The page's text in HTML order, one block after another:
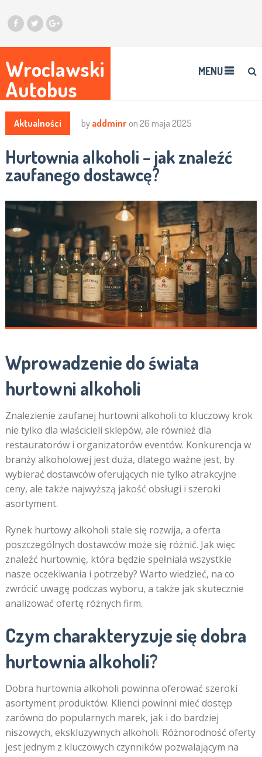
Wroclawski
Autobus
MENU
Aktualności by addminr on 26 maja 2025
Hurtownia alkoholi – jak znaleźć
zaufanego dostawcę?
Wprowadzenie do świata
hurtowni alkoholi
Znalezienie zaufanej hurtowni alkoholi to kluczowy krok
nie tylko dla właścicieli sklepów, ale również dla
restauratorów i organizatorów eventów. Konkurencja w
branży alkoholowej jest duża, dlatego ważne jest, by
wybierać dostawców oferujących nie tylko atrakcyjne
ceny, ale także najwyższą jakość obsługi i szeroki
asortyment.
Rynek hurtowy alkoholi stale się rozwija, a oferta
poszczególnych dostawców może się różnić. Jak więc
znaleźć hurtownię, która będzie spełniała wszystkie
nasze oczekiwania i potrzeby? Warto wiedzieć, na co
zwrócić uwagę podczas wyboru, a także jak skutecznie
analizować ofertę różnych firm.
Czym charakteryzuje się dobra
hurtownia alkoholi?
Dobra hurtownia alkoholi powinna oferować szeroki
asortyment produktów. Klienci powinni mieć dostęp
zarówno do popularnych marek, jak i do bardziej
niszowych, ekskluzywnych alkoholi. Różnorodność oferty
jest jednym z kluczowych czynników pozwalającym na